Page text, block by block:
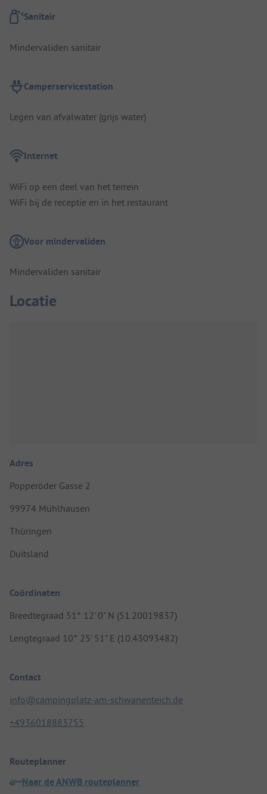
Sanitair
Mindervaliden sanitair
Camperservicestation
Legen van afvalwater (grijs water)
Internet
WiFi op een deel van het terrein
WiFi bij de receptie en in het restaurant
Voor mindervaliden
Mindervaliden sanitair
Locatie
Adres
Popperöder Gasse 2
99974 Mühlhausen
Thüringen
Duitsland
Coördinaten
Breedtegraad 51° 12' 0" N (51.20019837)
Lengtegraad 10° 25' 51" E (10.43093482)
Contact
info@campingplatz-am-schwanenteich.de
+4936018883755
Routeplanner
Naar de ANWB routeplanner